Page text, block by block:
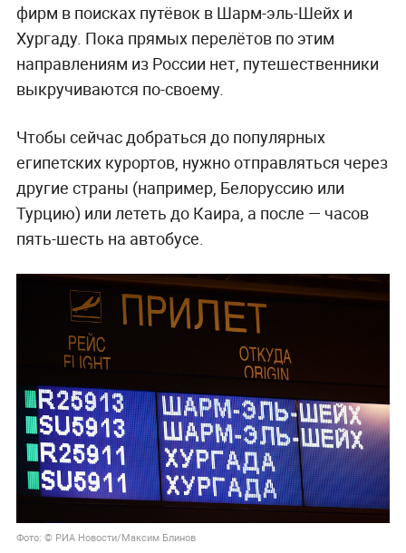
фирм в поисках путёвок в Шарм-эль-Шейх и
Хургаду. Пока прямых перелётов по этим
направлениям из России нет, путешественники
выкручиваются по-своему.
Чтобы сейчас добраться до популярных
египетских курортов, нужно отправляться через
другие страны (например, Белоруссию или
Турцию) или лететь до Каира, а после — часов
пять-шесть на автобусе.
Фото: © РИА Новости/Максим Блинов